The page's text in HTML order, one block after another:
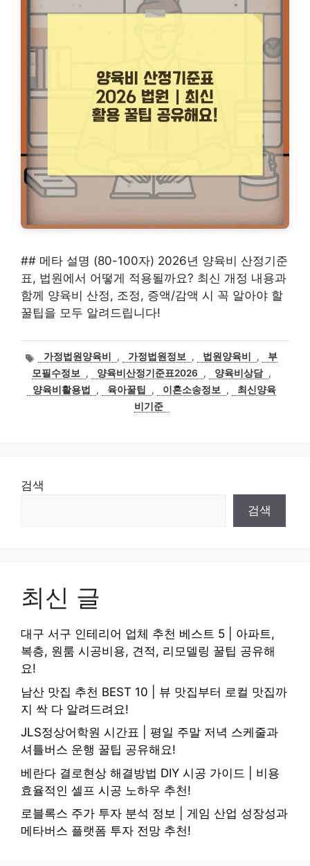
## 메타 설명 (80-100자) 2026년 양육비 산정기준
표, 법원에서 어떻게 적용될까요? 최신 개정 내용과
함께 양육비 산정, 조정, 증액/감액 시 꼭 알아야 할
꿀팁을 모두 알려드립니다!
태
그
가정법원양육비 , 가정법원정보 , 법원양육비 ,
부
모필수정보
, 양육비산정기준표2026 , 양육비상담 ,
양육비활용법
, 육아꿀팁 , 이혼소송정보 ,
최신양육
비기준
검색
검색
최신 글
대구 서구 인테리어 업체 추천 베스트 5 | 아파트,
복층, 원룸 시공비용, 견적, 리모델링 꿀팁 공유해
요!
남산 맛집 추천 BEST 10 | 뷰 맛집부터 로컬 맛집까
지 싹 다 알려드려요!
JLS정상어학원 시간표 | 평일 주말 저녁 스케줄과
셔틀버스 운행 꿀팁 공유해요!
베란다 결로현상 해결방법 DIY 시공 가이드 | 비용
효율적인 셀프 시공 노하우 추천!
로블록스 주가 투자 분석 정보 | 게임 산업 성장성과
메타버스 플랫폼 투자 전망 추천!